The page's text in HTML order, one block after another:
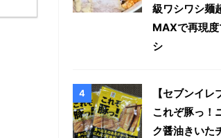
級ワシワシ麺
MAXで再現
シ
【セブンイレ
これぞ豚っ！
ク醤油きいた